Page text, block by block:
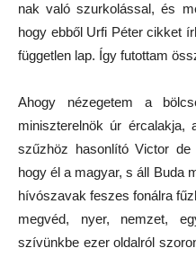
nak való szurkolással, és
hogy ebből Urfi Péter cikket
független lap. Így futottam
Ahogy nézegetem a
miniszterelnök úr ércalakja,
szűzhöz hasonlító Victor de
hogy él a magyar, s áll Buda
hívószavak feszes fonálra
megvéd, nyer, nemzet,
szívünkbe ezer oldalról